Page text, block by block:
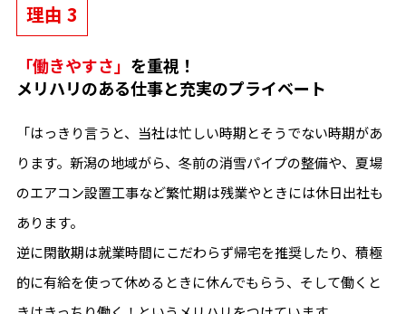
理由 3
「働きやすさ」 を重視！
メリハリのある仕事と充実のプライベート
「はっきり言うと、当社は忙しい時期とそうでない時期があ
ります。新潟の地域がら、冬前の消雪パイプの整備や、夏場
のエアコン設置工事など繁忙期は残業やときには休日出社も
あります。
逆に閑散期は就業時間にこだわらず帰宅を推奨したり、積極
的に有給を使って休めるときに休んでもらう、そして働くと